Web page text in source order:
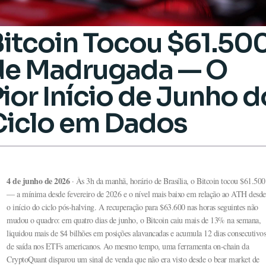
Tocou
Madrugada — O
Início de Junho
em Dados
4 de junho de 2026· Às 3h da manhã, horário de Brasília, o Bitcoin tocou $61.500
— a mínima desde fevereiro de 2026 e o nível mais baixo em relação ao ATH desde
o início do ciclo pós-halving. A recuperação para $63.600 nas horas seguintes não
mudou o quadro: em quatro dias de junho, o Bitcoin caiu mais de 13% na semana,
liquidou mais de $4 bilhões em posições alavancadas e acumula 12 dias consecutivos
de saída nos ETFs americanos. Ao mesmo tempo, uma ferramenta on-chain da
CryptoQuant disparou um sinal de venda que não era visto desde o bear market de